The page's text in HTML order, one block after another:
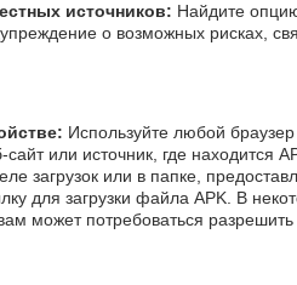
источников: Найдите
о возможных рисках,
Используйте любой браузер
или источник, где находится
загрузок или в папке,
для загрузки файла APK. В
может потребоваться разрешить